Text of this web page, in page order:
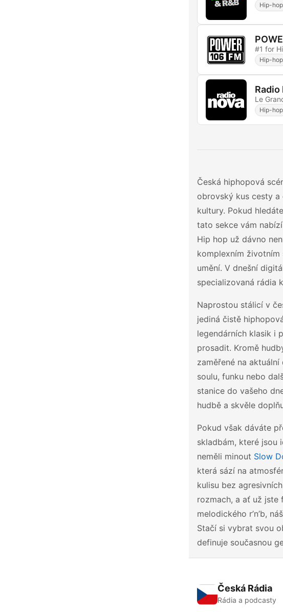
Hip-hop
#1 for
Hip-hop
Radio
Le
Hip-hop
Česká hiphopová
obrovský kus cesty a
kultury. Pokud
tato sekce vám
Hip hop už dávno
komplexním
umění. V dnešní
specializovaná rádia
Naprostou stálicí v
jediná čistě
legendárních klasik i
prosadit. Kromě
zaměřené na
soulu, funku nebo
stanice do vašeho
hudbě a skvěle
Pokud však dáváte
skladbám, které jsou
neměli minout Slow
která sází na
kulisu bez
rozmach, a ať už jste
melodického r’n’b,
Stačí si vybrat svou
definuje současnou
Česká Rádia
Rádia a podcasty